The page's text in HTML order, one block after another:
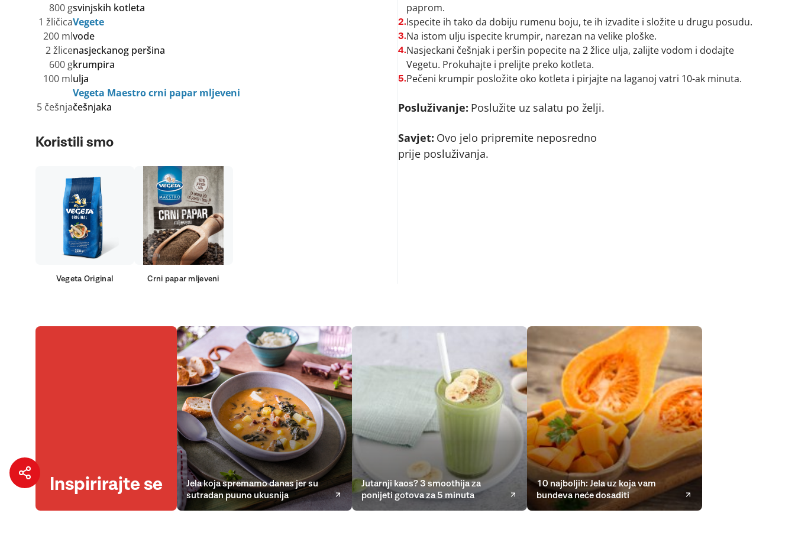
800 gsvinjskih kotleta
1 žličicaVegete
200 mlvode
2 žlicenasjeckanog peršina
600 gkrumpira
100 mlulja
Vegeta Maestro crni papar mljeveni
5 češnjačešnjaka
Koristili smo
Vegeta Original Crni papar mljeveni
paprom.
2.Ispecite ih tako da dobiju rumenu boju, te ih izvadite i složite u drugu posudu.
3.Na istom ulju ispecite krumpir, narezan na velike ploške.
4.Nasjeckani češnjak i peršin popecite na 2 žlice ulja, zalijte vodom i dodajte
Vegetu. Prokuhajte i prelijte preko kotleta.
5.Pečeni krumpir posložite oko kotleta i pirjajte na laganoj vatri 10-ak minuta.
Posluživanje: Poslužite uz salatu po želji.
Savjet: Ovo jelo pripremite neposredno
prije posluživanja.
Inspirirajte se
Jela koja spremamo danas jer su
sutradan puuno ukusnija
Jutarnji kaos? 3 smoothija za
ponijeti gotova za 5 minuta
10 najboljih: Jela uz koja vam
bundeva neće dosaditi